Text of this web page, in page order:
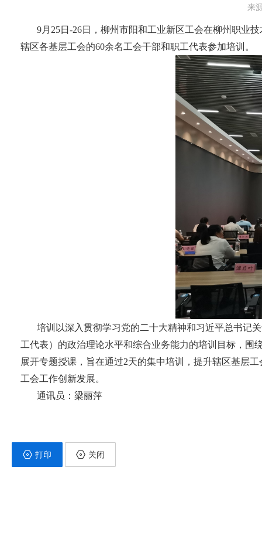
来
9月25日-26日，柳州市阳和工业新区工会在柳州职业
辖区各基层工会的60余名工会干部和职工代表参加培训。
培训以深入贯彻学习党的二十大精神和习近平总书记
工代表）的政治理论水平和综合业务能力的培训目标，
展开专题授课，旨在通过2天的集中培训，提升辖区基层
工会工作创新发展。
通讯员：梁丽萍
打印 关闭